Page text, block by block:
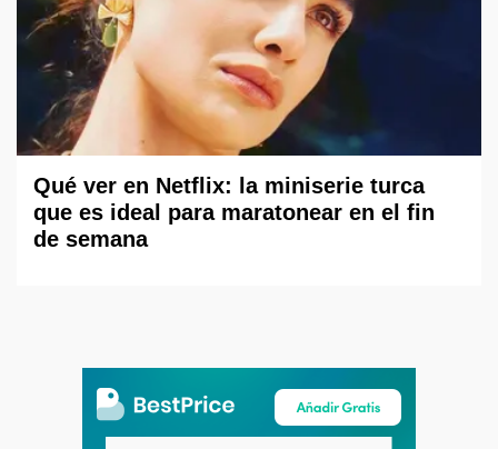
Qué ver en Netflix: la miniserie turca
que es ideal para maratonear en el fin
de semana